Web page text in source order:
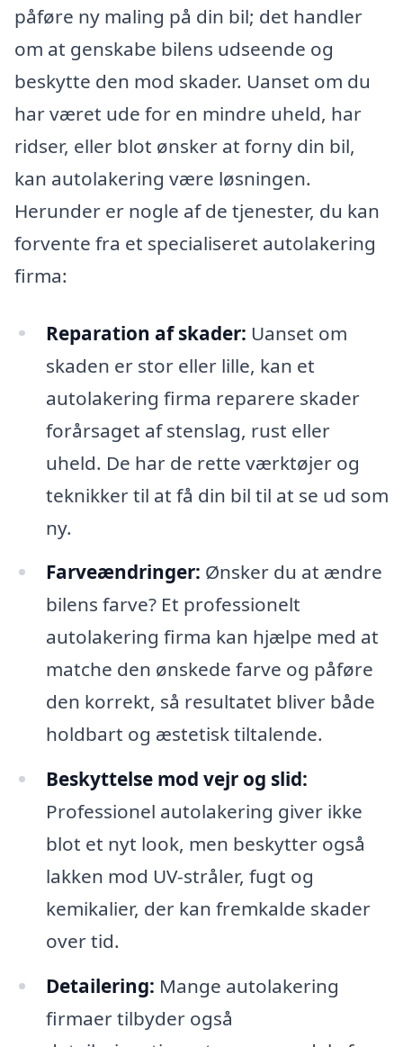
påføre ny maling på din bil; det handler
om at genskabe bilens udseende og
beskytte den mod skader. Uanset om du
har været ude for en mindre uheld, har
ridser, eller blot ønsker at forny din bil,
kan autolakering være løsningen.
Herunder er nogle af de tjenester, du kan
forvente fra et specialiseret autolakering
firma:
Reparation af skader: Uanset om
skaden er stor eller lille, kan et
autolakering firma reparere skader
forårsaget af stenslag, rust eller
uheld. De har de rette værktøjer og
teknikker til at få din bil til at se ud som
ny.
Farveændringer: Ønsker du at ændre
bilens farve? Et professionelt
autolakering firma kan hjælpe med at
matche den ønskede farve og påføre
den korrekt, så resultatet bliver både
holdbart og æstetisk tiltalende.
Beskyttelse mod vejr og slid:
Professionel autolakering giver ikke
blot et nyt look, men beskytter også
lakken mod UV-stråler, fugt og
kemikalier, der kan fremkalde skader
over tid.
Detailering: Mange autolakering
firmaer tilbyder også